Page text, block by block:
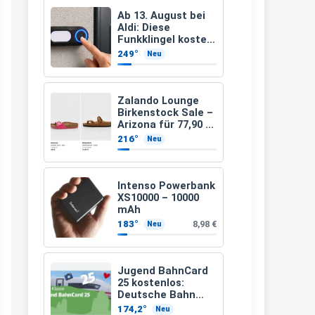
Ab 13. August bei
Aldi: Diese
Funkklingel kostet
nur 3,49 Euro
249° Neu
Zalando Lounge
Birkenstock Sale –
Arizona für 77,90 €
statt 120 €
216° Neu
Intenso Powerbank
XS10000 – 10000
mAh
183° Neu 8,98 €
Jugend BahnCard
25 kostenlos:
Deutsche Bahn
verschenkt
174,2° Neu
Bei EDEKA
21:37
↩
Joachim
Haribo Roadshow / 100 Orte / ab
29.07 www.haribo.com/de-
de/aktuelles...
13:04
↩
Joachim
Ab diesem Jahr gibt es keine
Fielmann-Blinkis mehr / wurde
dauerhaft eingestellt
www.fielmann-
group.com/blinkis...